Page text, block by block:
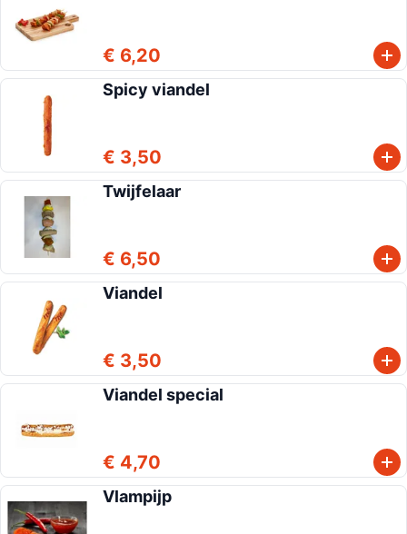
€ 6,20
Spicy viandel
€ 3,50
Twijfelaar
€ 6,50
Viandel
€ 3,50
Viandel special
€ 4,70
Vlampijp